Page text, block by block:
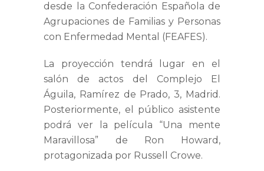
desde la Confederación Española de
Agrupaciones de Familias y Personas
con Enfermedad Mental
(FEAFES).
La proyección tendrá lugar en el
salón de actos del Complejo El
Águila, Ramírez de Prado, 3, Madrid.
Posteriormente, el público asistente
podrá ver la película “Una mente
Maravillosa” de Ron Howard ,
protagonizada por Russell Crowe.